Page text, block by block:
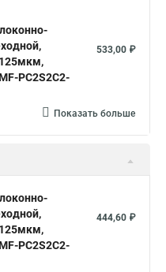
PC2S2C2-
533,00 ₽
Показать больше
PC2S2C2-
444,60 ₽